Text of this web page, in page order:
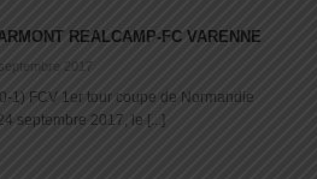
REALCAMP-FC VARENNE
2017
1) FCV 1er tour coupe de Normandie
septembre 2017, le [...]